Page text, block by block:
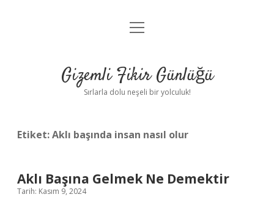
Anasayfa
Yasal Uyarı
menüyü
Gizemli Fikir Günlüğü
Sırlarla dolu neşeli bir yolculuk!
Etiket:Aklı başında insan nasıl olur
Aklı Başına Gelmek Ne Demektir
Tarih: Kasım 9, 2024